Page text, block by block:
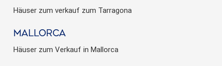
Häuser zum verkauf zum Tarragona
Mallorca
Häuser zum Verkauf in Mallorca